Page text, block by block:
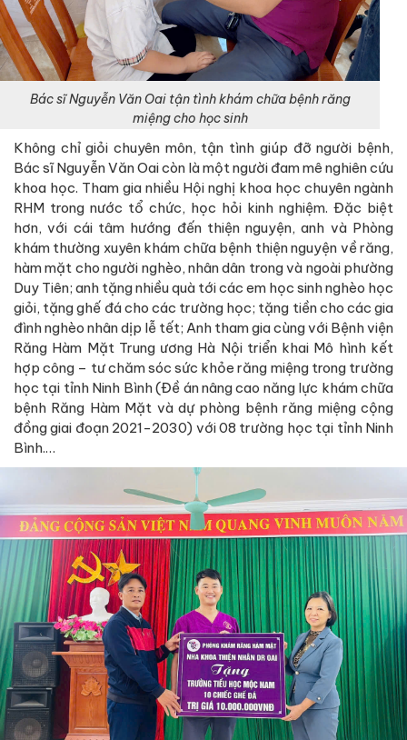
Bác sĩ Nguyễn Văn Oai tận tình khám chữa bệnh răng
miệng cho học sinh
Không chỉ giỏi chuyên môn, tận tình giúp đỡ người bệnh,
Bác sĩ Nguyễn Văn Oai còn là một người đam mê nghiên cứu
khoa học. Tham gia nhiều Hội nghị khoa học chuyên ngành
RHM trong nước tổ chức, học hỏi kinh nghiệm. Đặc biệt
hơn, với cái tâm hướng đến thiện nguyện, anh và Phòng
khám thường xuyên khám chữa bệnh thiện nguyện về răng,
hàm mặt cho người nghèo, nhân dân trong và ngoài phường
Duy Tiên; anh tặng nhiều quà tới các em học sinh nghèo học
giỏi, tặng ghế đá cho các trường học; tặng tiền cho các gia
đình nghèo nhân dịp lễ tết; Anh tham gia cùng với Bệnh viện
Răng Hàm Mặt Trung ương Hà Nội triển khai Mô hình kết
hợp công – tư chăm sóc sức khỏe răng miệng trong trường
học tại tỉnh Ninh Bình (Đề án nâng cao năng lực khám chữa
bệnh Răng Hàm Mặt và dự phòng bệnh răng miệng cộng
đồng giai đoạn 2021-2030) với 08 trường học tại tỉnh Ninh
Bình.…